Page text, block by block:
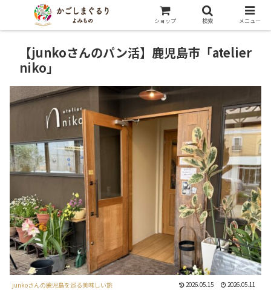
【junkoさんのパン活】鹿児島市「atelier
niko」
junkoさんの鹿児島を巡る美味しい旅 2026.05.15 2026.05.11
ショップ 検索 メニュー